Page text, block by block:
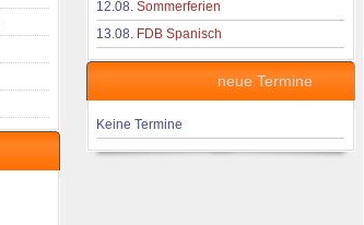
12.08. Sommerferien
13.08. FDB Spanisch
neue Termine
Keine Termine